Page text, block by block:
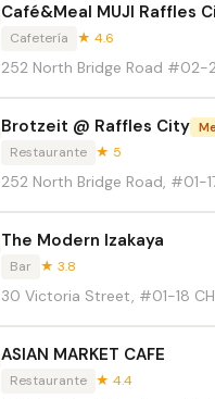
Café&Meal MUJI Raffles
Cafetería ★ 4.6
252 North Bridge Road #02-
Brotzeit @ Raffles City
Restaurante ★ 5
252 North Bridge Road, #01-
The Modern Izakaya
Bar ★ 3.8
30 Victoria Street, #01-18
ASIAN MARKET CAFE
Restaurante ★ 4.4